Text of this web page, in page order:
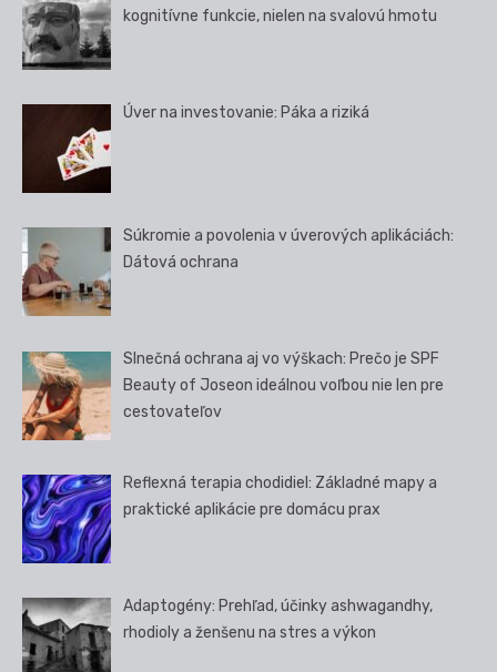
kognitívne funkcie, nielen na svalovú hmotu
Úver na investovanie: Páka a riziká
Súkromie a povolenia v úverových aplikáciách:
Dátová ochrana
Slnečná ochrana aj vo výškach: Prečo je SPF
Beauty of Joseon ideálnou voľbou nie len pre
cestovateľov
Reflexná terapia chodidiel: Základné mapy a
praktické aplikácie pre domácu prax
Adaptogény: Prehľad, účinky ashwagandhy,
rhodioly a ženšenu na stres a výkon